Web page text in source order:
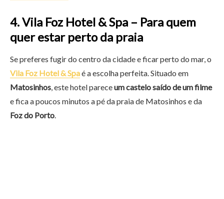
4. Vila Foz Hotel & Spa – Para quem
quer estar perto da praia
Se preferes fugir do centro da cidade e ficar perto do mar, o
Vila Foz Hotel & Spaé a escolha perfeita. Situado em
Matosinhos , este hotel pareceum castelo saído de um filme
e fica a poucos minutos a pé da praia de Matosinhos e da
Foz do Porto